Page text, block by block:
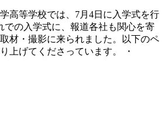
高等学校では、7月4日に入学式を行
での入学式に、報道各社も関心を寄
材・撮影に来られました。以下のペ
上げてくださっています。 ・